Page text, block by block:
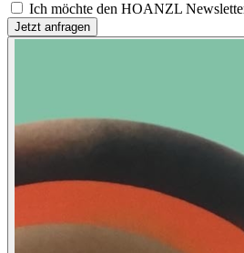
Ich möchte den HOANZL